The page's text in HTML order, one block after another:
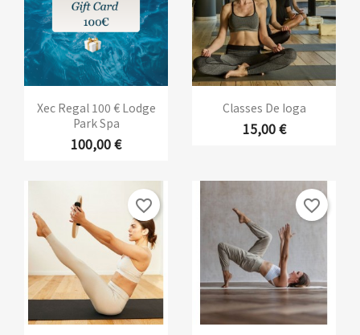
Xec Regal 100 € Lodge
Park Spa
100,00 €
Classes De Ioga
15,00 €
favorite_border favorite_border